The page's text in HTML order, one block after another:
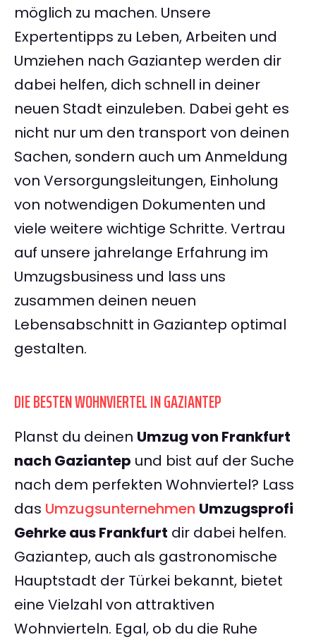
möglich zu machen. Unsere
Expertentipps zu Leben, Arbeiten und
Umziehen nach Gaziantep werden dir
dabei helfen, dich schnell in deiner
neuen Stadt einzuleben. Dabei geht es
nicht nur um den transport von deinen
Sachen, sondern auch um Anmeldung
von Versorgungsleitungen, Einholung
von notwendigen Dokumenten und
viele weitere wichtige Schritte. Vertrau
auf unsere jahrelange Erfahrung im
Umzugsbusiness und lass uns
zusammen deinen neuen
Lebensabschnitt in Gaziantep optimal
gestalten.
DIE BESTEN WOHNVIERTEL IN GAZIANTEP
Planst du deinen Umzug von Frankfurt
nach Gaziantep und bist auf der Suche
nach dem perfekten Wohnviertel? Lass
das Umzugsunternehmen Umzugsprofi
Gehrke aus Frankfurt dir dabei helfen.
Gaziantep, auch als gastronomische
Hauptstadt der Türkei bekannt, bietet
eine Vielzahl von attraktiven
Wohnvierteln. Egal, ob du die Ruhe